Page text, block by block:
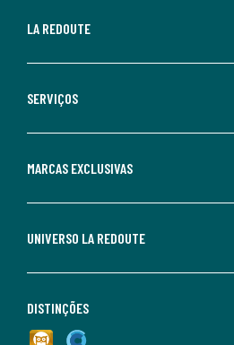
LA REDOUTE
SERVIÇOS
MARCAS EXCLUSIVAS
UNIVERSO LA REDOUTE
DISTINÇÕES